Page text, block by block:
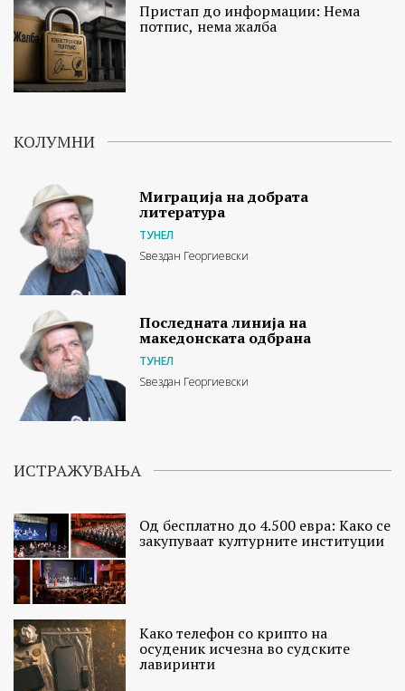
Пристап до информации: Нема
потпис, нема жалба
КОЛУМНИ
Миграција на добрата
литература
ТУНЕЛ
Ѕвездан Георгиевски
Последната линија на
македонската одбрана
ТУНЕЛ
Ѕвездан Георгиевски
ИСТРАЖУВАЊА
Од бесплатно до 4.500 евра: Како се
закупуваат културните институции
Како телефон со крипто на
осуденик исчезна во судските
лавиринти